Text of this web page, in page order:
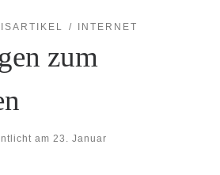
INTERNET
zum
am 23. Januar